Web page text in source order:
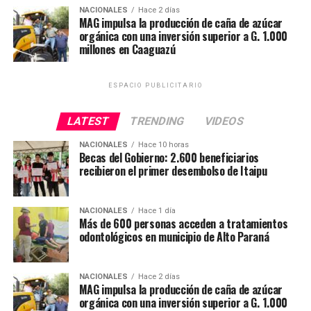
reciente reglamentación de la normativa que impulsa el
uso de alcohol carburante, medida que busca contribuir
a la ampliación de las oportunidades para los
productores nacionales y su consolidación en dicho
«Cada fábrica que se instala representa esperanza para
las comunidades. Significa empleo, movimiento
económico y oportunidades para miles de familias
paraguayas, sostuvo.
La Cooperativa Cañaveral Ltda., integrada por más de
un centenar de socios, destinará los equipos a fortalecer
la producción de caña de azúcar orgánica en Caaguazú.
Mediante esta inversión, el MAG busca promover una
agricultura más tecnificada, competitiva y sostenible,
mejorando el acceso de los productores a los mercados.
NACIONALES Hace 2 días
MAG impulsa la producción de caña de azúcar
orgánica con una inversión superior a G. 1.000
millones en Caaguazú
ESPACIO PUBLICITARIO
LATEST TRENDING VIDEOS
NACIONALES Hace 10 horas
Becas del Gobierno: 2.600 beneficiarios
recibieron el primer desembolso de Itaipu
NACIONALES Hace 1 día
Más de 600 personas acceden a tratamientos
odontológicos en municipio de Alto Paraná
NACIONALES Hace 2 días
MAG impulsa la producción de caña de azúcar
orgánica con una inversión superior a G. 1.000